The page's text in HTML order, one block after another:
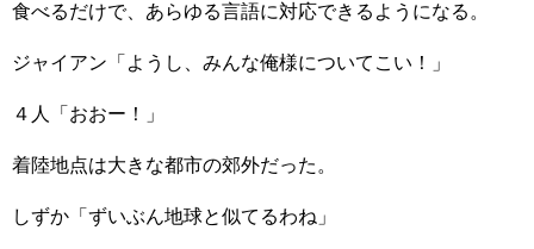
食べるだけで、あらゆる言語に対応できるようになる。
ジャイアン「ようし、みんな俺様についてこい！」
４人「おおー！」
着陸地点は大きな都市の郊外だった。
しずか「ずいぶん地球と似てるわね」